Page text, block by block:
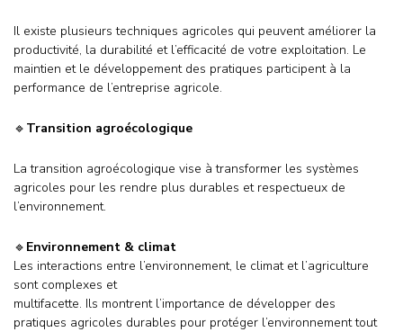
Il existe plusieurs techniques agricoles qui peuvent améliorer la
productivité, la durabilité et l’efficacité de votre exploitation. Le
maintien et le développement des pratiques participent à la
performance de l’entreprise agricole.
🔹 Transition agroécologique
La transition agroécologique vise à transformer les systèmes
agricoles pour les rendre plus durables et respectueux de
l’environnement.
🔹 Environnement & climat
Les interactions entre l’environnement, le climat et l’agriculture
sont complexes et
multifacette. Ils montrent l’importance de développer des
pratiques agricoles durables pour protéger l’environnement tout